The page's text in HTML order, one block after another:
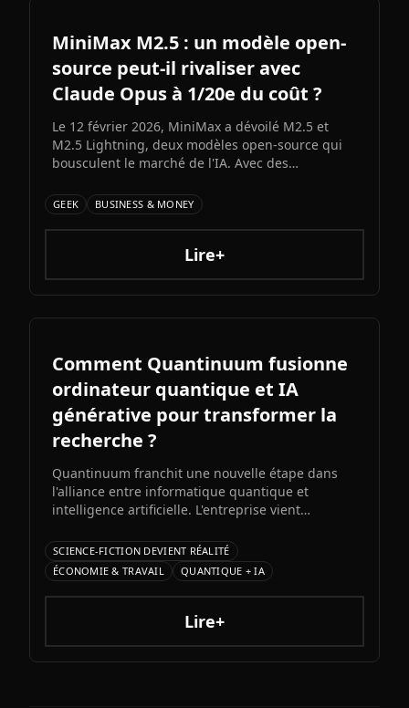
MiniMax M2.5 : un modèle open-
source peut-il rivaliser avec
Claude Opus à 1/20e du coût ?
Le 12 février 2026, MiniMax a dévoilé M2.5 et
M2.5 Lightning, deux modèles open-source qui
bousculent le marché de l'IA. Avec des
coding et un coût 20 fois inférieur à Claude Opus
4.6, ces nouveaux venus chinois redéfinissent le
rapport qualité-prix dans l'IA générative.
GEEK BUSINESS & MONEY
Lire+
Comment Quantinuum fusionne
ordinateur quantique et IA
générative pour transformer la
recherche ?
Quantinuum franchit une nouvelle étape dans
l'alliance entre informatique quantique et
intelligence artificielle. L'entreprise vient
exploite les données générées par son
ordinateur quantique H2 pour entraîner des
modèles d'IA capables de résoudre des
problèmes complexes inaccessibles aux systèmes
SCIENCE-FICTION DEVIENT RÉALITÉ
ÉCONOMIE & TRAVAIL
QUANTIQUE + IA
Lire+